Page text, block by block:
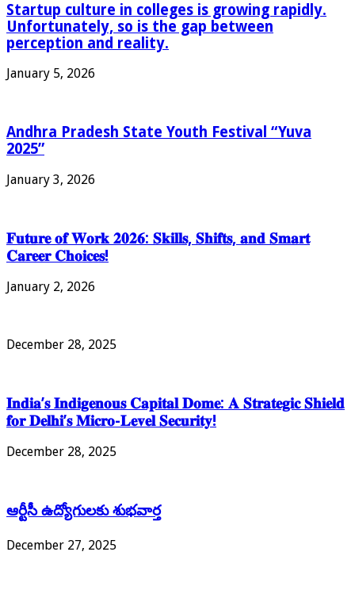
Startup culture in colleges is growing rapidly.
Unfortunately, so is the gap between
perception and reality.
January 5, 2026
Andhra Pradesh State Youth Festival “Yuva
2025”
January 3, 2026
𝐅𝐮𝐭𝐮𝐫𝐞 𝐨𝐟 𝐖𝐨𝐫𝐤 𝟐𝟎𝟐𝟔: 𝐒𝐤𝐢𝐥𝐥𝐬, 𝐒𝐡𝐢𝐟𝐭𝐬, 𝐚𝐧𝐝 𝐒𝐦𝐚𝐫𝐭
𝐂𝐚𝐫𝐞𝐞𝐫 𝐂𝐡𝐨𝐢𝐜𝐞𝐬!
January 2, 2026
December 28, 2025
𝐈𝐧𝐝𝐢𝐚’𝐬 𝐈𝐧𝐝𝐢𝐠𝐞𝐧𝐨𝐮𝐬 𝐂𝐚𝐩𝐢𝐭𝐚𝐥 𝐃𝐨𝐦𝐞: 𝐀 𝐒𝐭𝐫𝐚𝐭𝐞𝐠𝐢𝐜 𝐒𝐡𝐢𝐞𝐥𝐝
𝐟𝐨𝐫 𝐃𝐞𝐥𝐡𝐢’𝐬 𝐌𝐢𝐜𝐫𝐨-𝐋𝐞𝐯𝐞𝐥 𝐒𝐞𝐜𝐮𝐫𝐢𝐭𝐲!
December 28, 2025
ఆర్టీసీ ఉద్యోగులకు శుభవార్త
December 27, 2025